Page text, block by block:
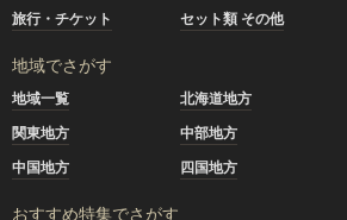
旅行・チケット
セット類 その他
地域でさがす
地域一覧 北海道地方
関東地方
中部地方
中国地方
四国地方
おすすめ特集でさがす